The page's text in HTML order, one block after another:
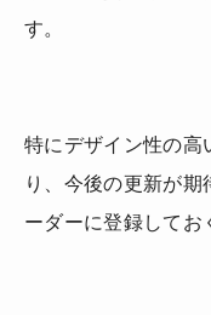
す。
特にデザイン性の高
り、今後の更新が
ーダーに登録してお